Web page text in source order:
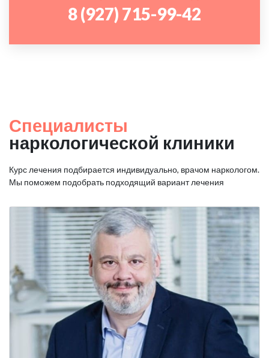
8 (927) 715-99-42
Специалисты
наркологической клиники
Курс лечения подбирается индивидуально, врачом наркологом.
Мы поможем подобрать подходящий вариант лечения